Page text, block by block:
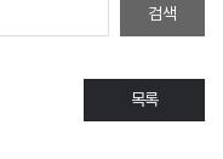
검색
목록